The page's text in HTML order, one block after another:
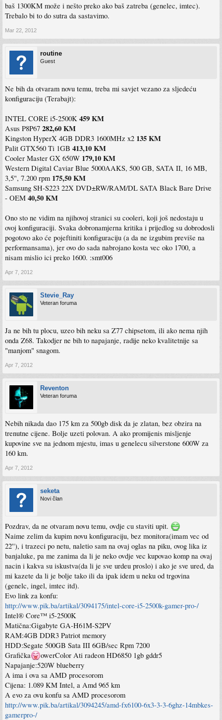
baš 1300KM može i nešto preko ako baš zatreba (genelec, imtec).
Trebalo bi to do sutra da sastavimo.
Mar 22, 2012
routine
Guest
Ne bih da otvaram novu temu, treba mi savjet vezano za sljedeću
konfiguraciju (Terabajt):
INTEL CORE i5-2500K 459 KM
Asus P8P67 282,60 KM
Kingston HyperX 4GB DDR3 1600MHz x2 135 KM
Palit GTX560 Ti 1GB 413,10 KM
Cooler Master GX 650W 179,10 KM
Western Digital Caviar Blue 5000AAKS, 500 GB, SATA II, 16 MB,
3,5", 7.200 rpm 175,50 KM
Samsung SH-S223 22X DVD±RW/RAM/DL SATA Black Bare Drive
- OEM 40,50 KM
Ono sto ne vidim na njihovoj stranici su cooleri, koji još nedostaju u
ovoj konfiguraciji. Svaka dobronamjerna kritika i prijedlog su dobrodosli
pogotovo ako će pojeftiniti konfiguraciju (a da ne izgubim previše na
performansama), jer ovo do sada nabrojano kosta vec oko 1700, a
nisam mislio ici preko 1600. :smt006
Apr 7, 2012
Stevie_Ray
Veteran foruma
Ja ne bih tu plocu, uzeo bih neku sa Z77 chipsetom, ili ako nema njih
onda Z68. Takodjer ne bih to napajanje, radije neko kvalitetnije sa
"manjom" snagom.
Apr 7, 2012
Reventon
Veteran foruma
Nebih nikada dao 175 km za 500gb disk da je zlatan, bez obzira na
trenutne cijene. Bolje uzeti polovan. A ako promijenis misljenje
kupovine sve na jednom mjestu, imas u genelecu silverstone 600W za
160 km.
Apr 7, 2012
seketa
Novi član
Pozdrav, da ne otvaram novu temu, ovdje cu staviti upit.
Naime zelim da kupim novu konfiguraciju, bez monitora(imam vec od
22''), i trazeci po netu, naletio sam na ovaj oglas na piku, ovog lika iz
banjaluke, pa me zanima da li je neko ovdje vec kupovao komp na ovaj
nacin i kakva su iskustva(da li je sve urdeu proslo) i ako je sve ured, da
mi kazete da li je bolje tako ili da ipak idem u neku od trgovina
(genelc, ingel, imtec itd).
Evo link za konfu:
http://www.pik.ba/artikal/3094175/intel-core-i5-2500k-gamer-pro-/
Intel® Core™ i5-2500K
Matična:Gigabyte GA-H61M-S2PV
RAM:4GB DDR3 Patriot memory
HDD:Segate 500GB Sata III 6GB/sec Rpm 7200
Grafička
owerColor Ati radeon HD6850 1gb gddr5
Napajanje:520W blueberry
A ima i ova sa AMD procesorom
Cijena: 1.089 KM Intel, a Amd 965 km
A evo za ovu konfu sa AMD procesorom
http://www.pik.ba/artikal/3094245/amd-fx6100-6x3-3-3-6ghz-14mbkes-
gamerpro-/